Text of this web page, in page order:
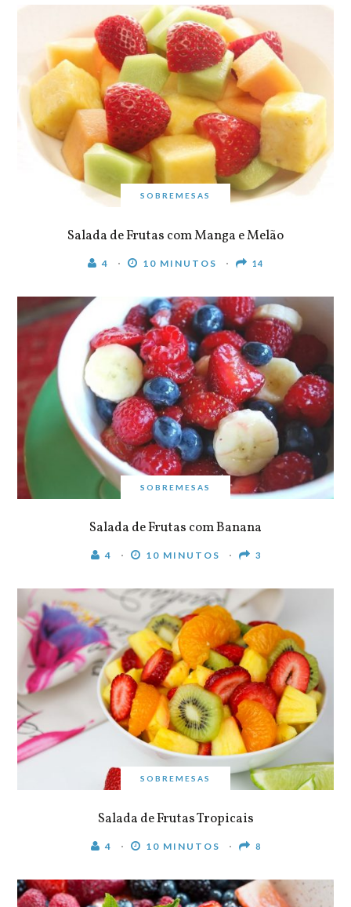
SOBREMESAS
Salada de Frutas com Manga e Melão
4 10 MINUTOS 14
SOBREMESAS
Salada de Frutas com Banana
4 10 MINUTOS 3
SOBREMESAS
Salada de Frutas Tropicais
4 10 MINUTOS 8